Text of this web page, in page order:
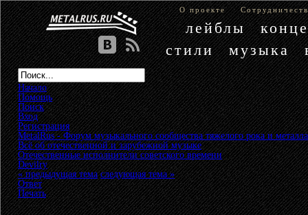
О проекте
лейблы
стили
музыка
Начало
Помощь
Поиск
Вход
Регистрация
MetalRus - Форум музыкального сообщества тяжелого рока и металла
Всё об отечественной и зарубежной музыке»
Отечественные исполнители советского времени»
Devilry
« предыдущая тема следующая тема »
Ответ
Печать